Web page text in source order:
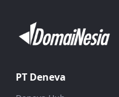
PT Deneva